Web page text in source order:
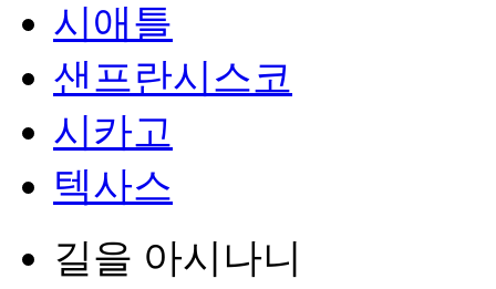
시애틀
샌프란시스코
시카고
텍사스
길을 아시나니